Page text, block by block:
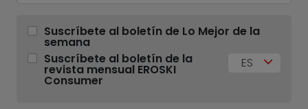
Suscríbete al boletín de Lo Mejor de la
semana
Suscríbete al boletín de la
revista mensual EROSKI
Consumer
ES